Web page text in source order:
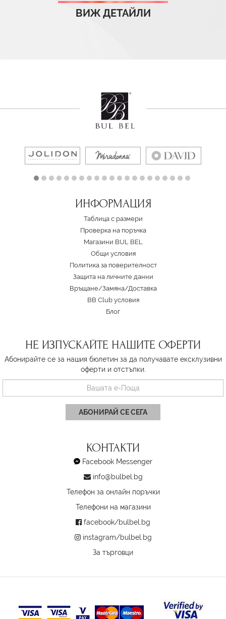
ВИЖ ДЕТАЙЛИ
ИНФОРМАЦИЯ
Таблица с размери
Проверка на поръчка
Магазини BUL BEL
Oбщи условия
Политика за поверителност
Защита на личните данни
Връщане/Замяна/Доставка
BB Club условия
Блог
НЕ ИЗПУСКАЙТЕ НАШИТЕ ОФЕРТИ
Абонирайте се за нашия бюлетин за да получавате ексклузивни
оферти и отстъпки.
АБОНИРАЙ СЕ СЕГА
КОНТАКТИ
Facebook Messenger
info@bulbel.bg
Телефон за онлайн поръчки
Телефони на магазини
facebook/bulbel.bg
instagram/bulbel.bg
За търговци